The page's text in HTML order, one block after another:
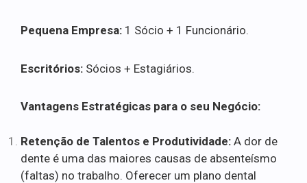
Pequena Empresa: 1 Sócio + 1 Funcionário.
Escritórios: Sócios + Estagiários.
Vantagens Estratégicas para o seu Negócio:
Retenção de Talentos e Produtividade: A dor de
dente é uma das maiores causas de absenteísmo
(faltas) no trabalho. Oferecer um plano dental